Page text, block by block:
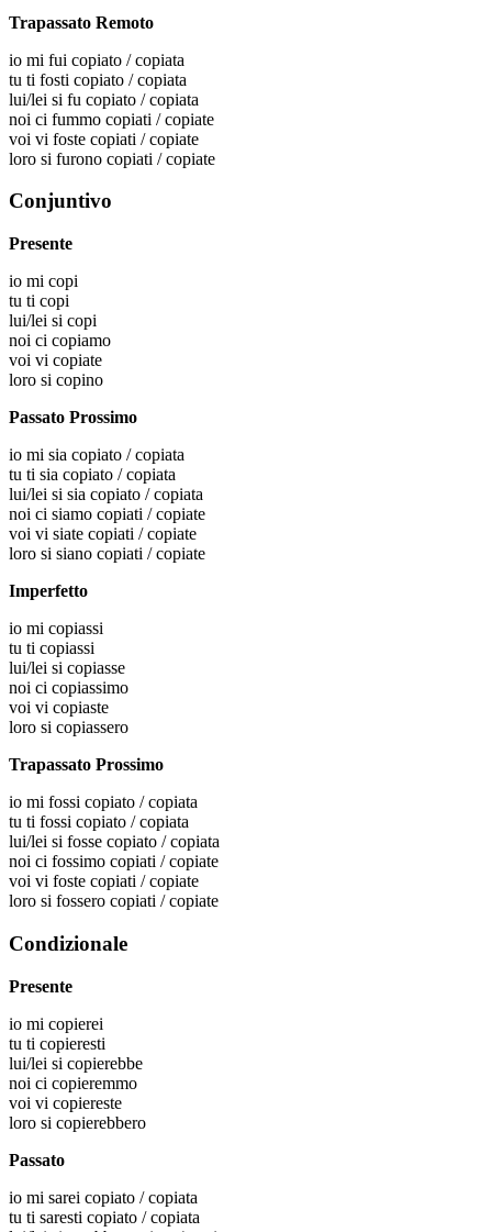
Trapassato Remoto
io mi fui copiato / copiata
tu ti fosti copiato / copiata
lui/lei si fu copiato / copiata
noi ci fummo copiati / copiate
voi vi foste copiati / copiate
loro si furono copiati / copiate
Conjuntivo
Presente
io mi copi
tu ti copi
lui/lei si copi
noi ci copiamo
voi vi copiate
loro si copino
Passato Prossimo
io mi sia copiato / copiata
tu ti sia copiato / copiata
lui/lei si sia copiato / copiata
noi ci siamo copiati / copiate
voi vi siate copiati / copiate
loro si siano copiati / copiate
Imperfetto
io mi copiassi
tu ti copiassi
lui/lei si copiasse
noi ci copiassimo
voi vi copiaste
loro si copiassero
Trapassato Prossimo
io mi fossi copiato / copiata
tu ti fossi copiato / copiata
lui/lei si fosse copiato / copiata
noi ci fossimo copiati / copiate
voi vi foste copiati / copiate
loro si fossero copiati / copiate
Condizionale
Presente
io mi copierei
tu ti copieresti
lui/lei si copierebbe
noi ci copieremmo
voi vi copiereste
loro si copierebbero
Passato
io mi sarei copiato / copiata
tu ti saresti copiato / copiata